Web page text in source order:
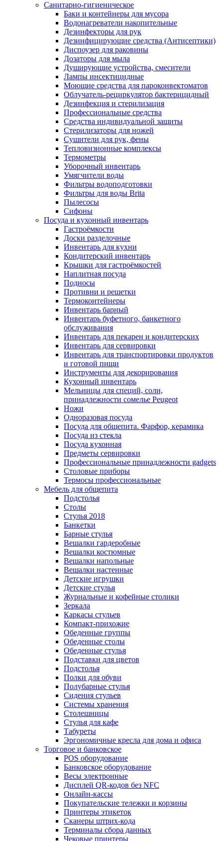
Санитарно-гигиеническое
Баки и контейнеры для мусора
Водонагреватели накопительные
Дезинфекторы для рук
Дезинфицирующие средства (Антисептики)
Диспоузер для раковины
Дозаторы для мыла
Душирующие устройства, смесители
Лампы инсектицидные
Моющие средства для пароконвектоматов
Облучатель-рециркулятор бактерицидный
Дезинфекция и стерилизация
Профессиональные средства
Средства индивидуальной защиты
Стерилизаторы для ножей
Сушители для рук, фены
Тепловизионные комплексы
Термометры
Уборочный инвентарь
Умягчители воды
Фильтры водоподготовки
Фильтры для воды Brita
Пылесосы
Сифоны
Посуда и кухонный инвентарь
Гастроёмкости
Доски разделочные
Инвентарь для кухни
Кондитерский инвентарь
Крышки для гастроёмкостей
Наплитная посуда
Подносы
Противни и решетки
Термоконтейнеры
Инвентарь барный
Инвентарь буфетного, банкетного
обслуживания
Инвентарь для пекарен и кондитерских
Инвентарь для сервировки
Инвентарь для транспортировки продуктов
и готовой пищи
Инструменты для декорирования
Кухонный инвентарь
Мельницы для специй, соли,
принадлежности сомелье Peugeot
Ножи
Одноразовая посуда
Посуда для общепита. Фарфор, керамика
Посуда из стекла
Посуда кухонная
Предметы сервировки
Профессиональные принадлежности gadgets
Столовые приборы
Термосы профессиональные
Мебель для общепита
Подстолья
Столы
Стулья 2018
Банкетки
Барные стулья
Вешалки гардеробные
Вешалки костюмные
Вешалки напольные
Вешалки настенные
Детские игрушки
Детские стулья
Журнальные и кофейные столики
Зеркала
Каркасы стульев
Компакт-прихожие
Обеденные группы
Обеденные столы
Обеденные стулья
Подставки для цветов
Подстолья
Полки для обуви
Полубарные стулья
Сидения стульев
Системы хранения
Столешницы
Стулья для кафе
Табуреты
Эргономичные кресла для дома и офиса
Торговое и банковское
POS оборудование
Банковское оборудование
Весы электронные
Дисплей QR-кодов без NFC
Онлайн-кассы
Покупательские тележки и корзины
Принтеры этикеток
Сканеры штрих-кода
Терминалы сбора данных
Чековые принтеры